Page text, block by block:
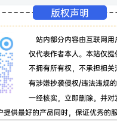
版权声明
站内部分内容由互联网
仅代表作者本人。本站仅提
不拥有所有权，不承担相
有涉嫌抄袭侵权/违法违规
一经核实，立即删除。并
供最好的产品同时，保证优秀的服